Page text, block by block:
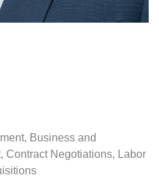
Business and
Contract Negotiations, Labor